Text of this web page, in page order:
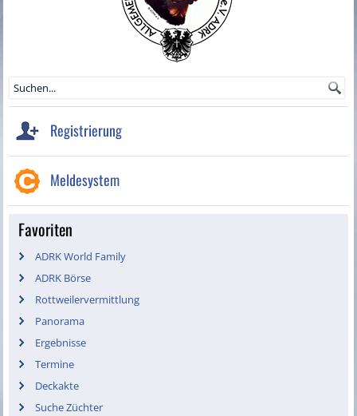
Registrierung
Meldesystem
Favoriten
ADRK World Family
ADRK Börse
Rottweilervermittlung
Panorama
Ergebnisse
Termine
Deckakte
Suche Züchter